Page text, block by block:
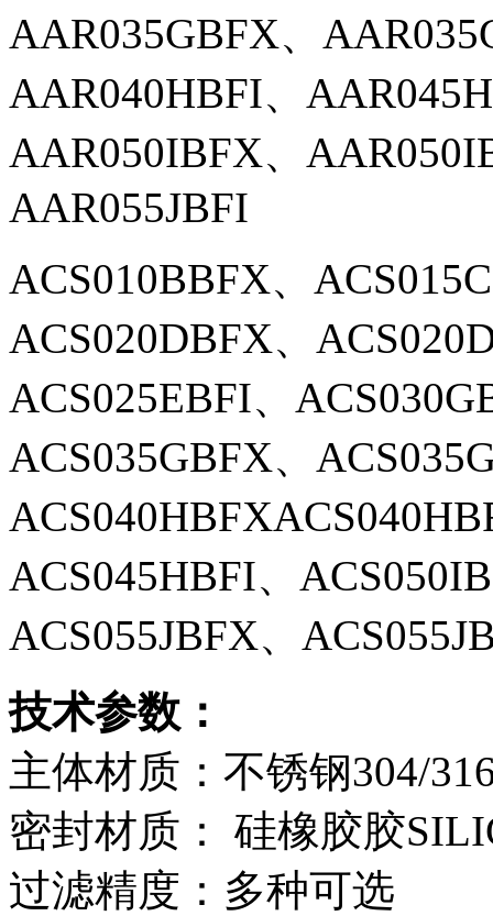
AAR035GBFX、
AAR040HBFI、
AAR050IBFX、
AAR055JBFI
ACS010BBFX、
ACS020DBFX、
ACS025EBFI、
ACS035GBFX、
ACS045HBFI、
ACS055JBFX、
技术参数：
主体材质：不锈钢304/
密封材质： 硅橡胶胶
过滤精度：多种可选